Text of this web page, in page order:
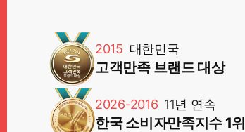
2015 대한민국
고객만족 브랜드 대상
2026-2016 11년 연속
한국 소비자만족지수 1위